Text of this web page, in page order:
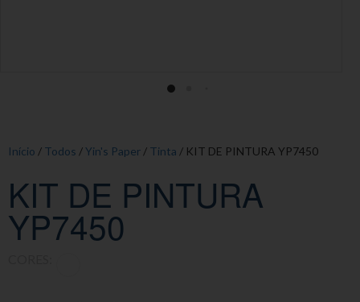
Início / Todos /Yin's Paper / Tinta / KIT DE PINTURA YP7450
KIT DE PINTURA
YP7450